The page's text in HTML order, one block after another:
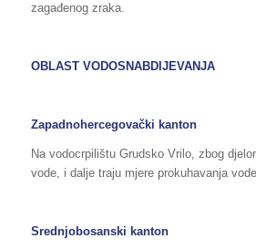
zagađenog zraka.
OBLAST VODOSNABDIJEVANJA
Zapadnohercegovački kanton
Na vodocrpilištu Grudsko Vrilo, zbog
vode, i dalje traju mjere prokuhavanja
Srednjobosanski kanton